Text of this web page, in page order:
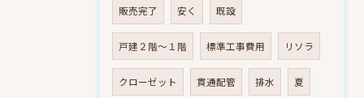
販売完了 安く 既設
戸建２階～１階 標準工事費用 リソラ
クローゼット 貫通配管 排水 夏